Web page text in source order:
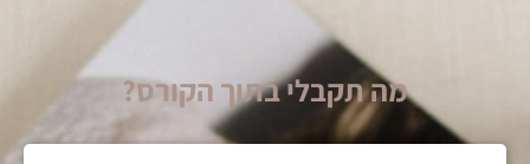
מה תקבלי בתוך הקורס?